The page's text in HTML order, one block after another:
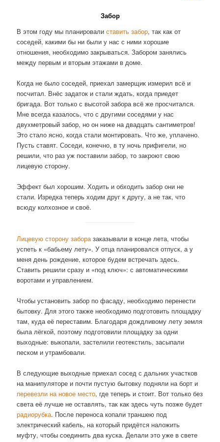
Забор
В этом году мы планировалиставить забор, так как от
соседей, какими бы ни были у нас с ними хорошие
отношения, необходимо закрываться. Забором занялись
между первым и вторым этажами в доме.
Когда не было соседей, приехал замерщик измерил всё и
посчитал. Внёс задаток и стали ждать, когда приедет
бригада. Вот только с высотой забора всё же просчитался.
Мне всегда казалось, что с другими соседями у нас
двухметровый забор, но он ниже на двадцать сантиметров!
Это стало ясно, когда стали монтировать. Что же, уплачено.
Пусть ставят. Соседи, конечно, в ту ночь прифигели, но
решили, что раз уж поставили забор, то закроют свою
лицевую сторону.
Эффект был хорошим. Ходить и обходить забор они не
стали. Изредка теперь ходим друг к другу, а не так, что
всюду колхозное и своё.
Лицевую сторону заборазаказывали в конце лета, чтобы
успеть к «бабьему лету». У отца планировался отпуск, а у
меня день рождение, которое будем встречать здесь.
Ставить решили сразу и «под ключ»: с автоматическими
воротами и управлением.
Чтобы установить забор по фасаду, необходимо перенести
бытовку. Для этого также необходимо подготовить площадку
там, куда её переставим. Благодаря дождливому лету земля
была лёгкой, поэтому подготовили площадку за одни
выходные: выкопали, застелили геотекстиль, засыпали
песком и утрамбовали.
В следующие выходные приехал сосед с дальних участков
на манипуляторе и почти пустую бытовку подняли на борт и
перевезли на новое место, где теперь и стоит. Вот только без
света её лучше не оставлять, так как здесь чуть позже будет
радиорубка. После переноса копали траншею под
электрический кабель, на который придётся наложить
муфту, чтобы соединить два куска. Делали это уже в свете